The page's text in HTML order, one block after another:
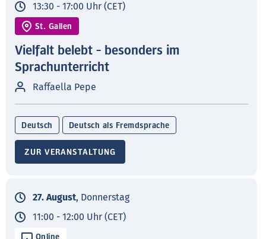
13:30 - 17:00 Uhr (CET)
St. Gallen
Vielfalt belebt - besonders im
Sprachunterricht
Raffaella Pepe
Deutsch Deutsch als Fremdsprache
ZUR VERANSTALTUNG
27. August, Donnerstag
11:00 - 12:00 Uhr (CET)